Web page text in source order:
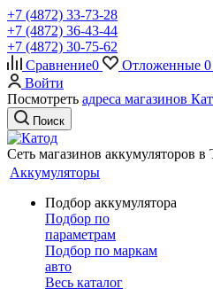
+7 (4872) 33-73-28
+7 (4872) 36-43-44
+7 (4872) 30-75-62
Сравнение0 Отложенные 0
Войти
Посмотреть адреса магазинов
Поиск
Сеть магазинов аккумуляторов в
Аккумуляторы
Подбор аккумулятора
Подбор по
параметрам
Подбор по маркам
авто
Весь каталог